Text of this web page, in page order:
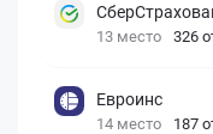
13 место 326
Евроинс
14 место 187